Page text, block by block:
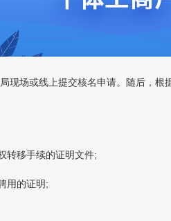
场或线上提交核名申请。随后，根
移手续的证明文件;
用的证明;